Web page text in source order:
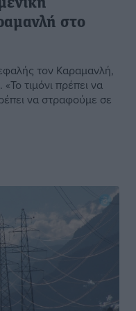
στο
τον Καραμανλή,
τιμόνι πρέπει να
να στραφούμε σε